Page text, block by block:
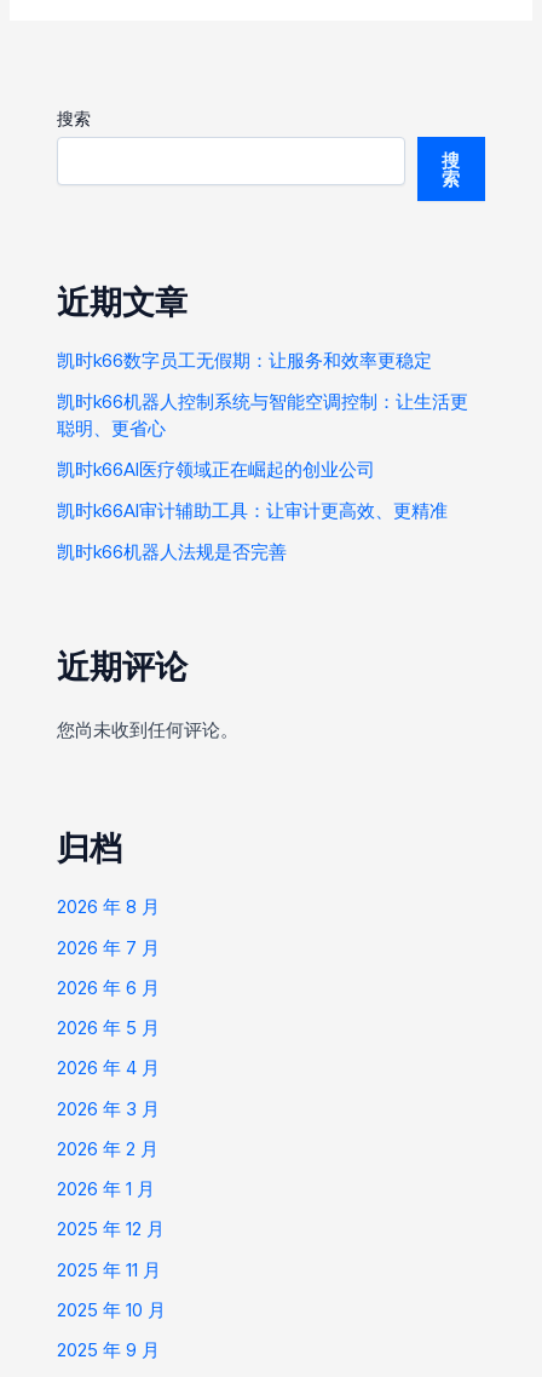
搜索
搜
索
近期文章
凯时k66数字员工无假期：让服务和效率更稳定
凯时k66机器人控制系统与智能空调控制：让生活更
聪明、更省心
凯时k66AI医疗领域正在崛起的创业公司
凯时k66AI审计辅助工具：让审计更高效、更精准
凯时k66机器人法规是否完善
近期评论
您尚未收到任何评论。
归档
2026 年 8 月
2026 年 7 月
2026 年 6 月
2026 年 5 月
2026 年 4 月
2026 年 3 月
2026 年 2 月
2026 年 1 月
2025 年 12 月
2025 年 11 月
2025 年 10 月
2025 年 9 月